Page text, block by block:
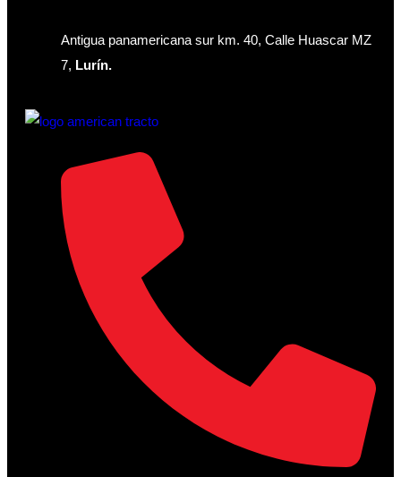
Antigua panamericana sur km. 40, Calle Huascar MZ
7, Lurín.